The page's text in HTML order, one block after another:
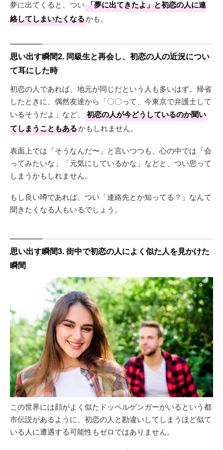
夢に出てくると、つい 「夢に出てきたよ」と初恋の人に連
絡してしまいたくなるかも。
思い出す瞬間2. 同級生と再会し、初恋の人の近況につい
て耳にした時
初恋の人であれば、地元が同じだという人も多いはず。帰省
したときに、偶然友達から「〇〇って、今東京で弁護士して
いるそうだよ」など、
初恋の人が今どうしているのか聞い
てしまうこともあるかもしれません。
表面上では「そうなんだ〜」と言いつつも、心の中では「会
ってみたいな」「元気にしているかな」などと、つい思って
しまうかもしれません。
もし良い噂であれば、つい「連絡先とか知ってる？」なんて
聞きたくなる人もいるでしょう。
思い出す瞬間3. 街中で初恋の人によく似た人を見かけた
瞬間
この世界には顔がよく似たドッペルゲンガーがいるという都
市伝説があるように、初恋の人と勘違いしてしまうほど似て
いる人に遭遇する可能性もゼロではありません。